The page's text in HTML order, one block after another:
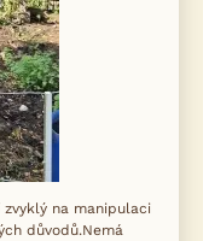
zvyklý na manipulaci
důvodů.Nemá